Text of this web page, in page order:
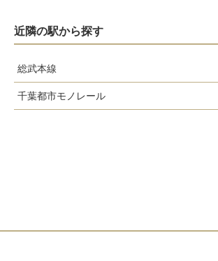
近隣の駅から探す
総武本線
都賀駅
千葉都市モノレール